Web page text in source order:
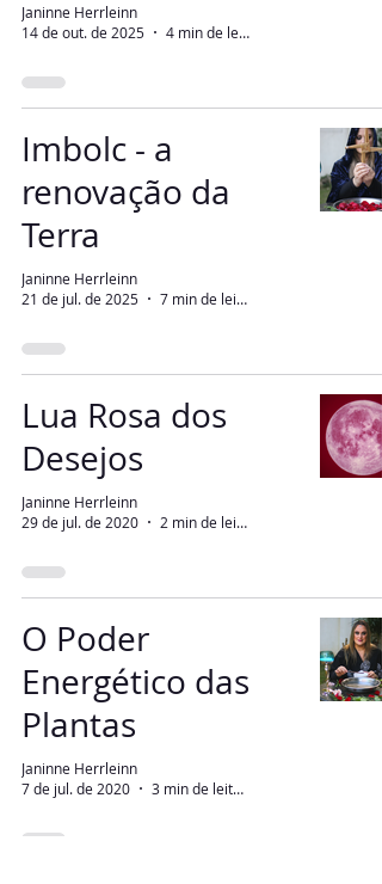
Janinne Herrleinn
14 de out. de 2025
4 min de leitura
Imbolc - a
renovação da
Terra
Janinne Herrleinn
21 de jul. de 2025
7 min de leitura
Lua Rosa dos
Desejos
Janinne Herrleinn
29 de jul. de 2020
2 min de leitura
O Poder
Energético das
Plantas
Janinne Herrleinn
7 de jul. de 2020
3 min de leitura